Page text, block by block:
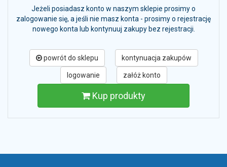
Jeżeli posiadasz konto w naszym sklepie prosimy o
zalogowanie się, a jeśli nie masz konta - prosimy o rejestrację
nowego konta lub kontynuuj zakupy bez rejestracji.
powrót do sklepu kontynuacja zakupów
logowanie załóż konto
Kup produkty